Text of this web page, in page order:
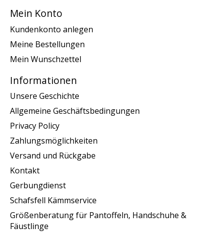
Mein Konto
Kundenkonto anlegen
Meine Bestellungen
Mein Wunschzettel
Informationen
Unsere Geschichte
Allgemeine Geschäftsbedingungen
Privacy Policy
Zahlungsmöglichkeiten
Versand und Rückgabe
Kontakt
Gerbungdienst
Schafsfell Kämmservice
Größenberatung für Pantoffeln, Handschuhe &
Fäustlinge